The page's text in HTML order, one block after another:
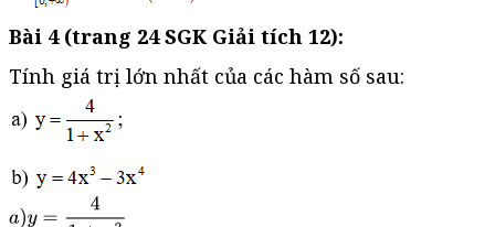
Bài 4 (trang 24 SGK Giải tích 12):
Tính giá trị lớn nhất của các hàm số sau: